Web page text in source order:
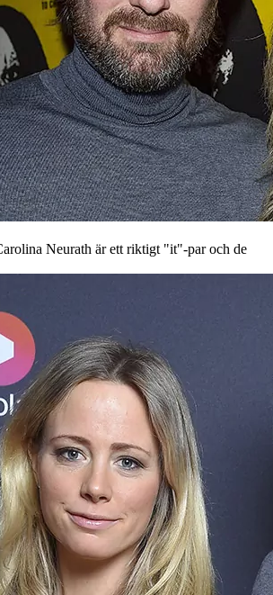
Neurath är ett riktigt "it"-par och de